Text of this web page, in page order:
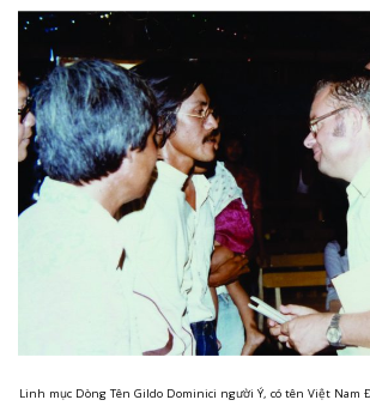
Linh mục Dòng Tên Gildo Dominici người Ý, có tên Việt Nam